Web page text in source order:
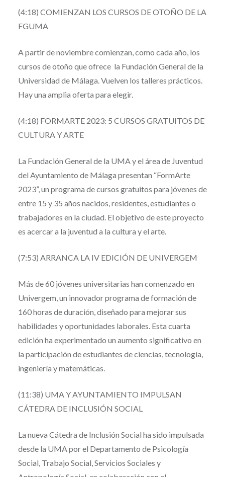
(4:18) COMIENZAN LOS CURSOS DE OTOÑO DE LA
FGUMA
A partir de noviembre comienzan, como cada año, los
cursos de otoño que ofrece la Fundación General de la
Universidad de Málaga. Vuelven los talleres prácticos.
Hay una amplia oferta para elegir.
(4:18) FORMARTE 2023: 5 CURSOS GRATUITOS DE
CULTURA Y ARTE
La Fundación General de la UMA y el área de Juventud
del Ayuntamiento de Málaga presentan “FormArte
2023”, un programa de cursos gratuitos para jóvenes de
entre 15 y 35 años nacidos, residentes, estudiantes o
trabajadores en la ciudad. El objetivo de este proyecto
es acercar a la juventud a la cultura y el arte.
(7:53) ARRANCA LA IV EDICIÓN DE UNIVERGEM
Más de 60 jóvenes universitarias han comenzado en
Univergem, un innovador programa de formación de
160 horas de duración, diseñado para mejorar sus
habilidades y oportunidades laborales. Esta cuarta
edición ha experimentado un aumento significativo en
la participación de estudiantes de ciencias, tecnología,
ingeniería y matemáticas.
(11:38) UMA Y AYUNTAMIENTO IMPULSAN
CÁTEDRA DE INCLUSIÓN SOCIAL
La nueva Cátedra de Inclusión Social ha sido impulsada
desde la UMA por el Departamento de Psicología
Social, Trabajo Social, Servicios Sociales y